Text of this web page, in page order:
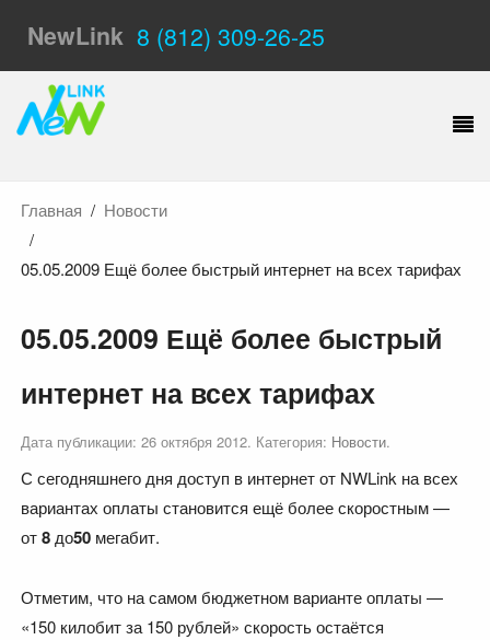
NewLink 8 (812) 309-26-25
Главная Новости
05.05.2009 Ещё более быстрый интернет на всех тарифах
05.05.2009 Ещё более быстрый
интернет на всех тарифах
Дата публикации: 26 октября 2012. Категория: Новости.
С сегодняшнего дня доступ в интернет от NWLink на всех
вариантах оплаты становится ещё более скоростным —
от8до50мегабит.
Отметим, что на самом бюджетном варианте оплаты —
«150 килобит за 150 рублей» скорость остаётся